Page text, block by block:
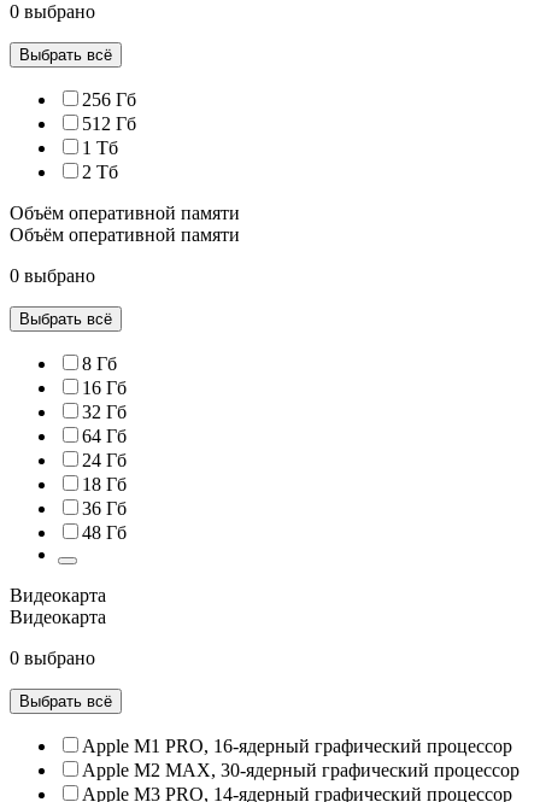
0 выбрано
Выбрать всё
256 Гб
512 Гб
1 Тб
2 Тб
Объём оперативной памяти
Объём оперативной памяти
0 выбрано
Выбрать всё
8 Гб
16 Гб
32 Гб
64 Гб
24 Гб
18 Гб
36 Гб
48 Гб
Видеокарта
Видеокарта
0 выбрано
Выбрать всё
Apple M1 PRO, 16‑ядерный графический процессор
Apple M2 MAX, 30‑ядерный графический процессор
Apple M3 PRO, 14‑ядерный графический процессор